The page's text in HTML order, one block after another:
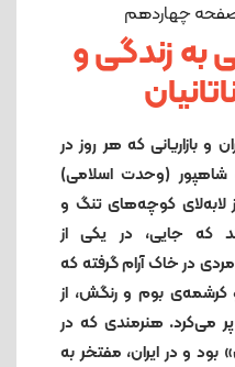
صفحه چهاردهم
به زندگی و
و بازاریانی که هر روز در
شاهپور (وحدت اسلامی)
لابه‌لای کوچه‌های تنگ و
که جایی، در یکی از
در خاک آرام گرفته که
کرشمه‌ی بوم و رنگش، از
می‌کرد. هنرمندی که در
بود و در ایران، مفتخر به